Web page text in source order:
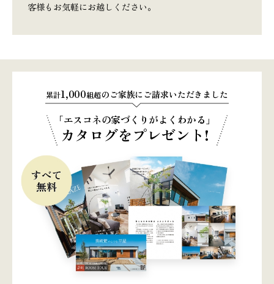
客様もお気軽にお越しください。
累計1,000組超のご家族にご請求いただきました
「エスコネの家づくりがよくわかる」
カタログをプレゼント!